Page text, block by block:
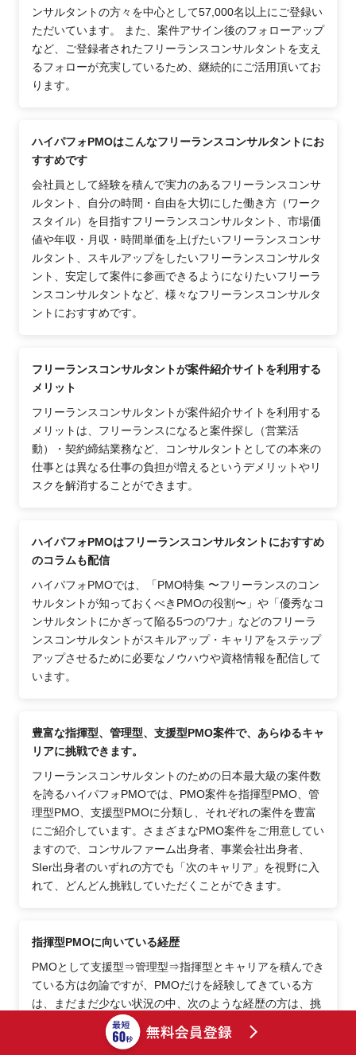
ンサルタントの方々を中心として57,000名以上にご登録い
ただいています。 また、案件アサイン後のフォローアップ
など、ご登録者されたフリーランスコンサルタントを支え
るフォローが充実しているため、継続的にご活用頂いてお
ります。
ハイパフォPMOはこんなフリーランスコンサルタントにお
すすめです
会社員として経験を積んで実力のあるフリーランスコンサ
ルタント、自分の時間・自由を大切にした働き方（ワーク
スタイル）を目指すフリーランスコンサルタント、市場価
値や年収・月収・時間単価を上げたいフリーランスコンサ
ルタント、スキルアップをしたいフリーランスコンサルタ
ント、安定して案件に参画できるようになりたいフリーラ
ンスコンサルタントなど、様々なフリーランスコンサルタ
ントにおすすめです。
フリーランスコンサルタントが案件紹介サイトを利用する
メリット
フリーランスコンサルタントが案件紹介サイトを利用する
メリットは、フリーランスになると案件探し（営業活
動）・契約締結業務など、コンサルタントとしての本来の
仕事とは異なる仕事の負担が増えるというデメリットやリ
スクを解消することができます。
ハイパフォPMOはフリーランスコンサルタントにおすすめ
のコラムも配信
ハイパフォPMOでは、「PMO特集 〜フリーランスのコン
サルタントが知っておくべきPMOの役割〜」や「優秀なコ
ンサルタントにかぎって陥る5つのワナ」などのフリーラ
ンスコンサルタントがスキルアップ・キャリアをステップ
アップさせるために必要なノウハウや資格情報を配信して
います。
豊富な指揮型、管理型、支援型PMO案件で、あらゆるキャ
リアに挑戦できます。
フリーランスコンサルタントのための日本最大級の案件数
を誇るハイパフォPMOでは、PMO案件を指揮型PMO、管
理型PMO、支援型PMOに分類し、それぞれの案件を豊富
にご紹介しています。さまざまなPMO案件をご用意してい
ますので、コンサルファーム出身者、事業会社出身者、
SIer出身者のいずれの方でも「次のキャリア」を視野に入
れて、どんどん挑戦していただくことができます。
指揮型PMOに向いている経歴
PMOとして支援型⇒管理型⇒指揮型とキャリアを積んでき
ている方は勿論ですが、PMOだけを経験してきている方
は、まだまだ少ない状況の中、次のような経歴の方は、挑
戦しやすい経歴となっています。SIer・コンサル業界で、
チームリーダーやPM（責任者）経験がある方は、指揮型